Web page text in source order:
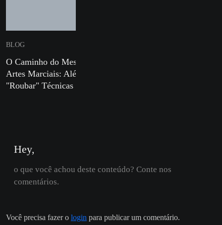
BLOG
O Caminho do Mestre em
Artes Marciais: Além de
"Roubar" Técnicas
Hey,
o que você achou deste conteúdo? Conte nos
comentários.
Você precisa fazer o login para publicar um comentário.